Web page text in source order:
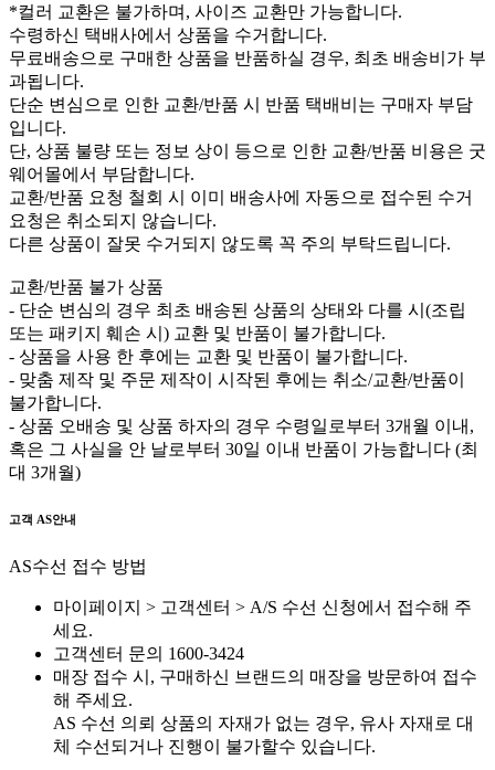
*컬러 교환은 불가하며, 사이즈 교환만 가능합니다.
수령하신 택배사에서 상품을 수거합니다.
무료배송으로 구매한 상품을 반품하실 경우, 최초 배송비가 부
과됩니다.
단순 변심으로 인한 교환/반품 시 반품 택배비는 구매자 부담
입니다.
단, 상품 불량 또는 정보 상이 등으로 인한 교환/반품 비용은 굿
웨어몰에서 부담합니다.
교환/반품 요청 철회 시 이미 배송사에 자동으로 접수된 수거
요청은 취소되지 않습니다.
다른 상품이 잘못 수거되지 않도록 꼭 주의 부탁드립니다.
교환/반품 불가 상품
- 단순 변심의 경우 최초 배송된 상품의 상태와 다를 시(조립
또는 패키지 훼손 시) 교환 및 반품이 불가합니다.
- 상품을 사용 한 후에는 교환 및 반품이 불가합니다.
- 맞춤 제작 및 주문 제작이 시작된 후에는 취소/교환/반품이
불가합니다.
- 상품 오배송 및 상품 하자의 경우 수령일로부터 3개월 이내,
혹은 그 사실을 안 날로부터 30일 이내 반품이 가능합니다 (최
대 3개월)
고객 AS안내
AS수선 접수 방법
마이페이지 > 고객센터 > A/S 수선 신청에서 접수해 주
세요.
고객센터 문의 1600-3424
매장 접수 시, 구매하신 브랜드의 매장을 방문하여 접수
해 주세요.
AS 수선 의뢰 상품의 자재가 없는 경우, 유사 자재로 대
체 수선되거나 진행이 불가할수 있습니다.